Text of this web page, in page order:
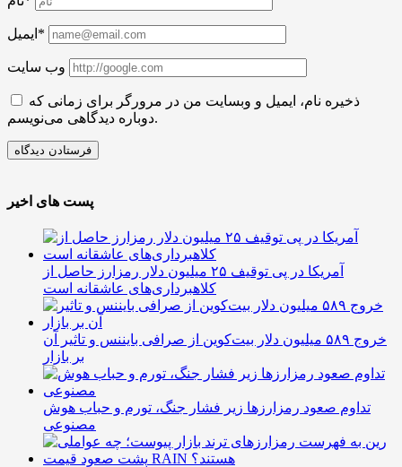
ایمیل*
وب سایت
ذخیره نام، ایمیل و وبسایت من در مرورگر برای زمانی که
دوباره دیدگاهی می‌نویسم.
پست های اخیر
آمریکا در پی توقیف ۲۵ میلیون دلار رمزارز حاصل از
کلاهبرداری‌های عاشقانه است
خروج ۵۸۹ میلیون دلار بیت‌کوین از صرافی بایننس و تاثیر آن
بر بازار
تداوم صعود رمزارزها زیر فشار جنگ، تورم و حباب هوش
مصنوعی